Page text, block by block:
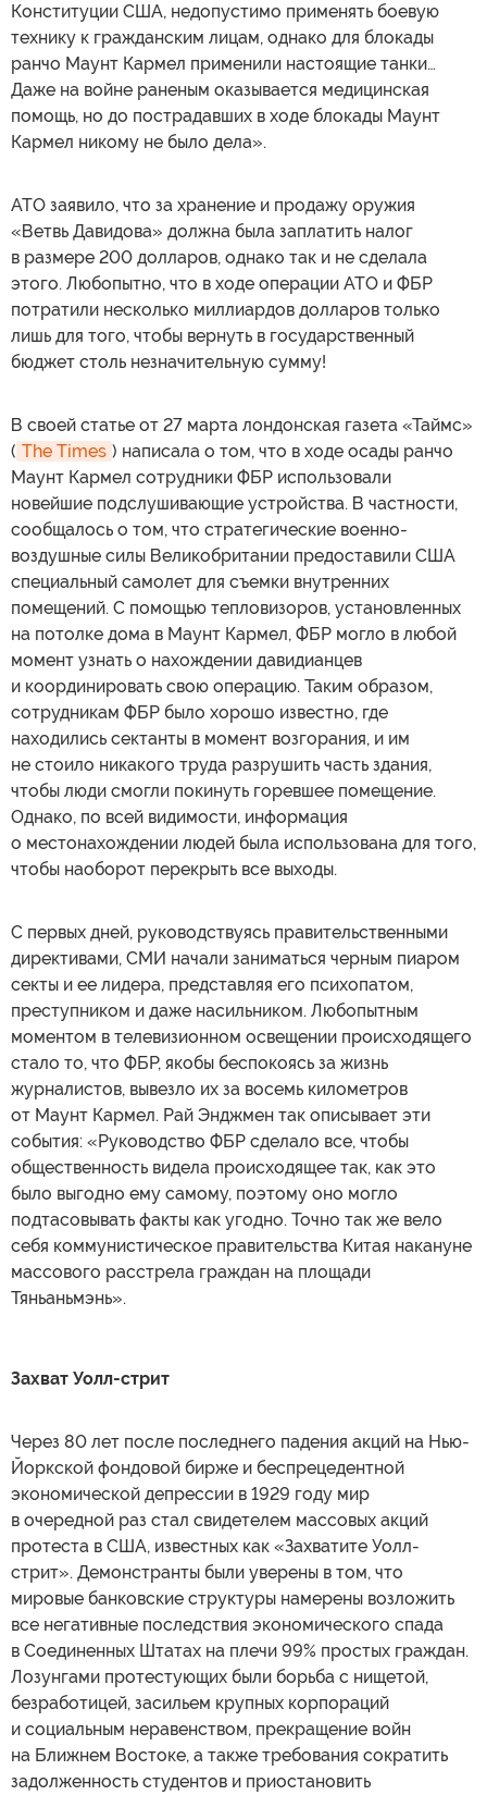
Конституции США, недопустимо применять боевую
технику к гражданским лицам, однако для блокады
ранчо Маунт Кармел применили настоящие танки…
Даже на войне раненым оказывается медицинская
помощь, но до пострадавших в ходе блокады Маунт
Кармел никому не было дела».
АТО заявило, что за хранение и продажу оружия
«Ветвь Давидова» должна была заплатить налог
в размере 200 долларов, однако так и не сделала
этого. Любопытно, что в ходе операции АТО и ФБР
потратили несколько миллиардов долларов только
лишь для того, чтобы вернуть в государственный
бюджет столь незначительную сумму!
В своей статье от 27 марта лондонская газета «Таймс»
( The Times ) написала о том, что в ходе осады ранчо
Маунт Кармел сотрудники ФБР использовали
новейшие подслушивающие устройства. В частности,
сообщалось о том, что стратегические военно-
воздушные силы Великобритании предоставили США
специальный самолет для съемки внутренних
помещений. С помощью тепловизоров, установленных
на потолке дома в Маунт Кармел, ФБР могло в любой
момент узнать о нахождении давидианцев
и координировать свою операцию. Таким образом,
сотрудникам ФБР было хорошо известно, где
находились сектанты в момент возгорания, и им
не стоило никакого труда разрушить часть здания,
чтобы люди смогли покинуть горевшее помещение.
Однако, по всей видимости, информация
о местонахождении людей была использована для того,
чтобы наоборот перекрыть все выходы.
С первых дней, руководствуясь правительственными
директивами, СМИ начали заниматься черным пиаром
секты и ее лидера, представляя его психопатом,
преступником и даже насильником. Любопытным
моментом в телевизионном освещении происходящего
стало то, что ФБР, якобы беспокоясь за жизнь
журналистов, вывезло их за восемь километров
от Маунт Кармел. Рай Энджмен так описывает эти
события: «Руководство ФБР сделало все, чтобы
общественность видела происходящее так, как это
было выгодно ему самому, поэтому оно могло
подтасовывать факты как угодно. Точно так же вело
себя коммунистическое правительства Китая накануне
массового расстрела граждан на площади
Тяньаньмэнь».
Захват Уолл-стрит
Через 80 лет после последнего падения акций на Нью-
Йоркской фондовой бирже и беспрецедентной
экономической депрессии в 1929 году мир
в очередной раз стал свидетелем массовых акций
протеста в США, известных как «Захватите Уолл-
стрит». Демонстранты были уверены в том, что
мировые банковские структуры намерены возложить
все негативные последствия экономического спада
в Соединенных Штатах на плечи 99% простых граждан.
Лозунгами протестующих были борьба с нищетой,
безработицей, засильем крупных корпораций
и социальным неравенством, прекращение войн
на Ближнем Востоке, а также требования сократить
задолженность студентов и приостановить